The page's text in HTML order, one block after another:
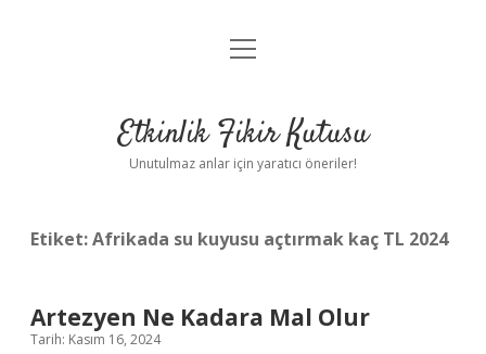
Anasayfa
Yasal Uyarı
menüyü
Etkinlik Fikir Kutusu
Unutulmaz anlar için yaratıcı öneriler!
Etiket:Afrikada su kuyusu açtırmak kaç TL 2024
Artezyen Ne Kadara Mal Olur
Tarih: Kasım 16, 2024